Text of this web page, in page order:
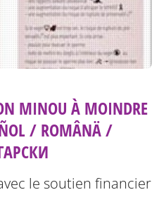
MINOU À MOINDRE
/ ROMÂNÄ /
le soutien financier